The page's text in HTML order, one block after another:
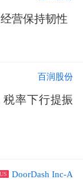
营保持韧性
百润股份
率下行提振
US DoorDash Inc-A